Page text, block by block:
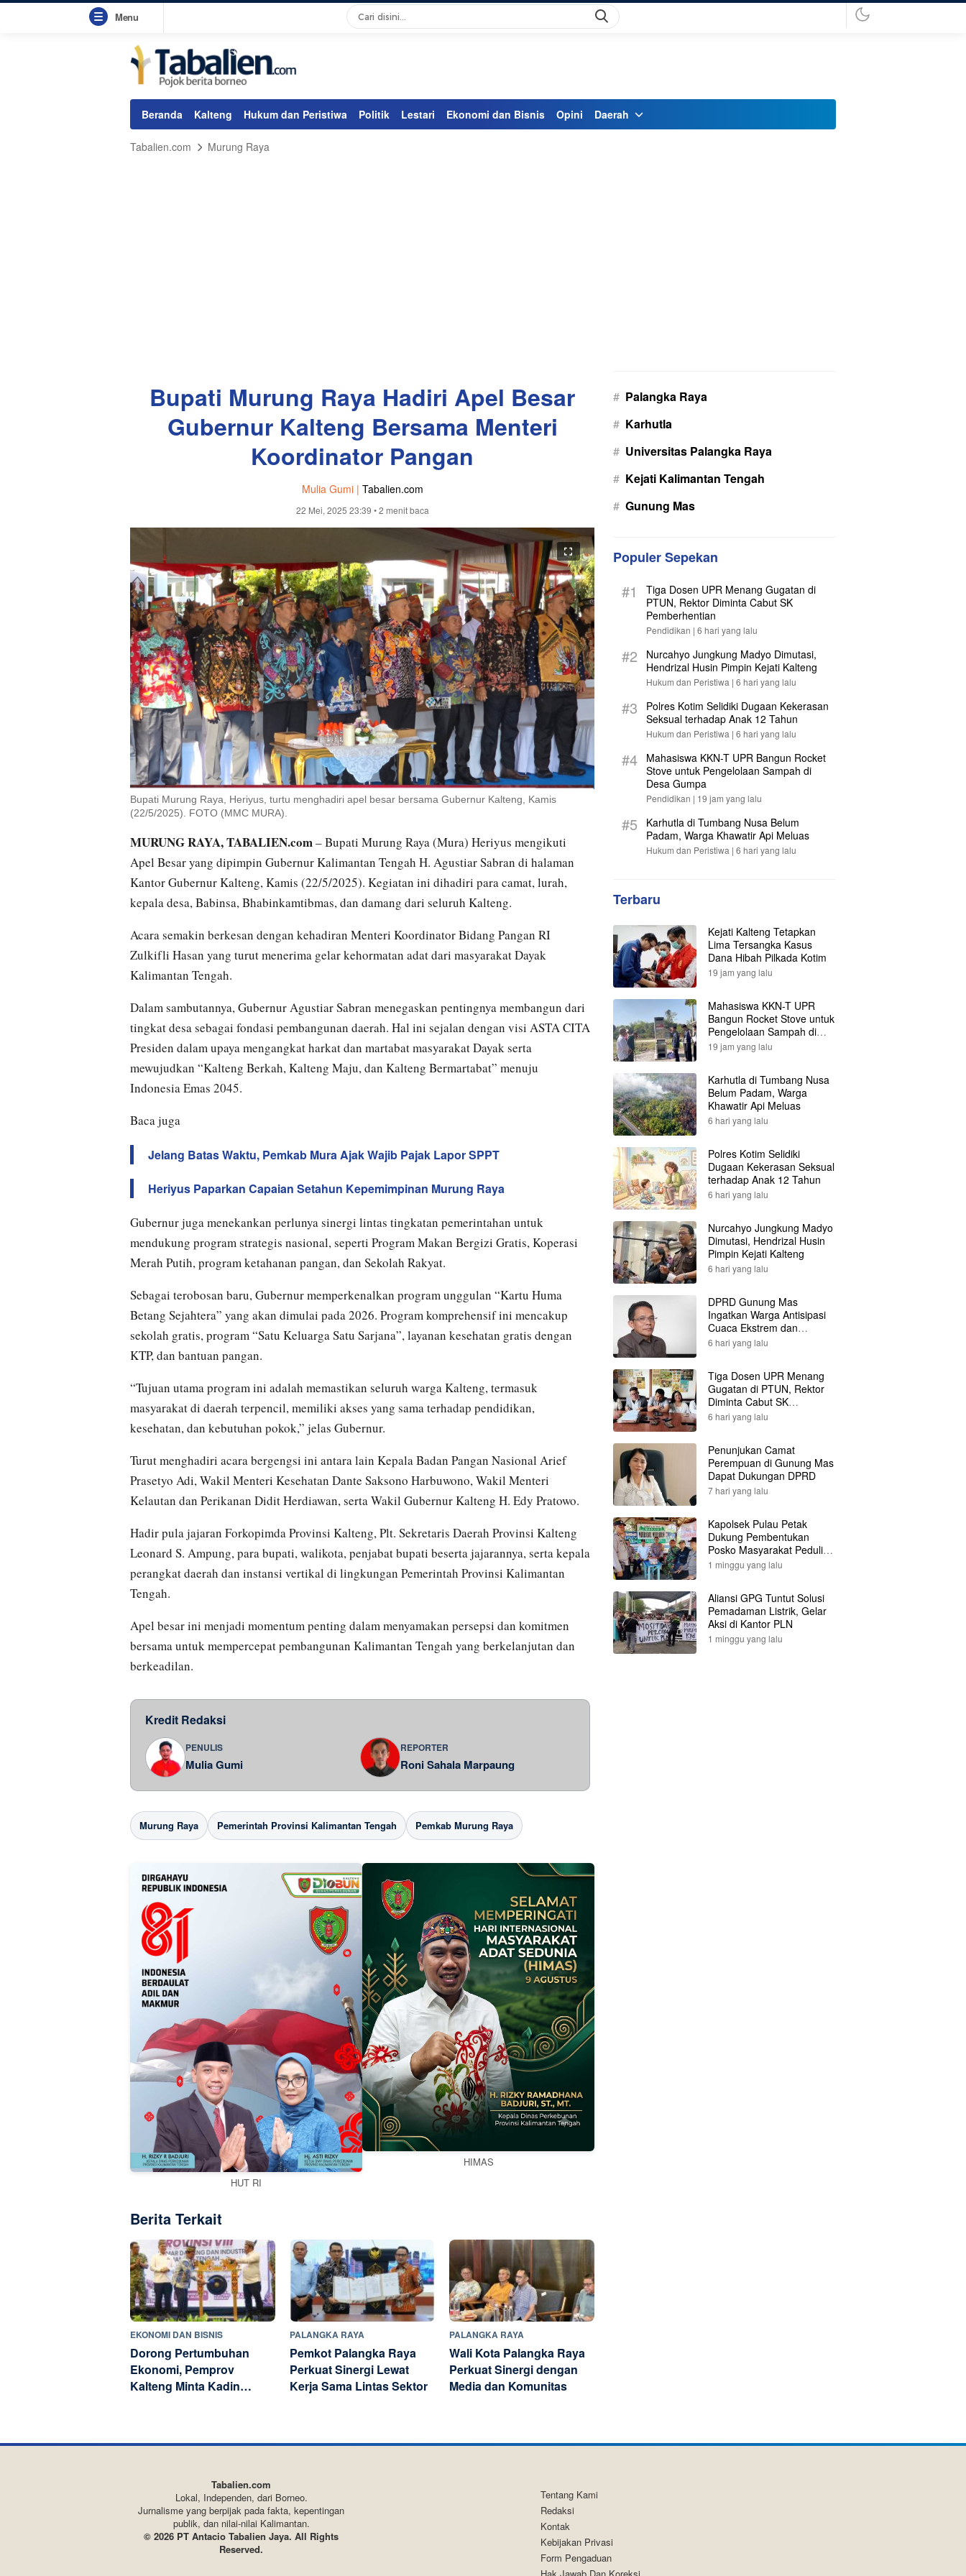
Menu
Beranda Kalteng Hukum dan Peristiwa Politik Lestari Ekonomi dan Bisnis Opini Daerah
Tabalien.com Murung Raya
Bupati Murung Raya Hadiri Apel Besar
Gubernur Kalteng Bersama Menteri
Koordinator Pangan
Mulia Gumi | Tabalien.com
22 Mei, 2025 23:39 • 2 menit baca
Bupati Murung Raya, Heriyus, turtu menghadiri apel besar bersama Gubernur Kalteng, Kamis
(22/5/2025). FOTO (MMC MURA).
MURUNG RAYA, TABALIEN.com– Bupati Murung Raya (Mura) Heriyus mengikuti
Apel Besar yang dipimpin Gubernur Kalimantan Tengah H. Agustiar Sabran di halaman
Kantor Gubernur Kalteng, Kamis (22/5/2025). Kegiatan ini dihadiri para camat, lurah,
kepala desa, Babinsa, Bhabinkamtibmas, dan damang dari seluruh Kalteng.
Acara semakin berkesan dengan kehadiran Menteri Koordinator Bidang Pangan RI
Zulkifli Hasan yang turut menerima gelar kehormatan adat dari masyarakat Dayak
Kalimantan Tengah.
Dalam sambutannya, Gubernur Agustiar Sabran menegaskan pentingnya membangun dari
tingkat desa sebagai fondasi pembangunan daerah. Hal ini sejalan dengan visi ASTA CITA
Presiden dalam upaya mengangkat harkat dan martabat masyarakat Dayak serta
mewujudkan “Kalteng Berkah, Kalteng Maju, dan Kalteng Bermartabat” menuju
Indonesia Emas 2045.
Baca juga
Jelang Batas Waktu, Pemkab Mura Ajak Wajib Pajak Lapor SPPT
Heriyus Paparkan Capaian Setahun Kepemimpinan Murung Raya
Gubernur juga menekankan perlunya sinergi lintas tingkatan pemerintahan untuk
mendukung program strategis nasional, seperti Program Makan Bergizi Gratis, Koperasi
Merah Putih, program ketahanan pangan, dan Sekolah Rakyat.
Sebagai terobosan baru, Gubernur memperkenalkan program unggulan “Kartu Huma
Betang Sejahtera” yang akan dimulai pada 2026. Program komprehensif ini mencakup
sekolah gratis, program “Satu Keluarga Satu Sarjana”, layanan kesehatan gratis dengan
KTP, dan bantuan pangan.
“Tujuan utama program ini adalah memastikan seluruh warga Kalteng, termasuk
masyarakat di daerah terpencil, memiliki akses yang sama terhadap pendidikan,
kesehatan, dan kebutuhan pokok,” jelas Gubernur.
Turut menghadiri acara bergengsi ini antara lain Kepala Badan Pangan Nasional Arief
Prasetyo Adi, Wakil Menteri Kesehatan Dante Saksono Harbuwono, Wakil Menteri
Kelautan dan Perikanan Didit Herdiawan, serta Wakil Gubernur Kalteng H. Edy Pratowo.
Hadir pula jajaran Forkopimda Provinsi Kalteng, Plt. Sekretaris Daerah Provinsi Kalteng
Leonard S. Ampung, para bupati, walikota, penjabat bupati beserta jajarannya, serta kepala
perangkat daerah dan instansi vertikal di lingkungan Pemerintah Provinsi Kalimantan
Tengah.
Apel besar ini menjadi momentum penting dalam menyamakan persepsi dan komitmen
bersama untuk mempercepat pembangunan Kalimantan Tengah yang berkelanjutan dan
berkeadilan.
Kredit Redaksi
PENULIS
Mulia Gumi
REPORTER
Roni Sahala Marpaung
Murung Raya Pemerintah Provinsi Kalimantan Tengah Pemkab Murung Raya
HUT RI
HIMAS
Berita Terkait
EKONOMI DAN BISNIS
Dorong Pertumbuhan
Ekonomi, Pemprov
Kalteng Minta Kadin
PALANGKA RAYA
Pemkot Palangka Raya
Perkuat Sinergi Lewat
Kerja Sama Lintas Sektor
PALANGKA RAYA
Wali Kota Palangka Raya
Perkuat Sinergi dengan
Media dan Komunitas
# Palangka Raya
# Karhutla
# Universitas Palangka Raya
# Kejati Kalimantan Tengah
# Gunung Mas
Populer Sepekan
#1
Tiga Dosen UPR Menang Gugatan di
PTUN, Rektor Diminta Cabut SK
Pemberhentian
Pendidikan | 6 hari yang lalu
#2
Nurcahyo Jungkung Madyo Dimutasi,
Hendrizal Husin Pimpin Kejati Kalteng
Hukum dan Peristiwa | 6 hari yang lalu
#3
Polres Kotim Selidiki Dugaan Kekerasan
Seksual terhadap Anak 12 Tahun
Hukum dan Peristiwa | 6 hari yang lalu
#4
Mahasiswa KKN-T UPR Bangun Rocket
Stove untuk Pengelolaan Sampah di
Desa Gumpa
Pendidikan | 19 jam yang lalu
#5
Karhutla di Tumbang Nusa Belum
Padam, Warga Khawatir Api Meluas
Hukum dan Peristiwa | 6 hari yang lalu
Terbaru
Kejati Kalteng Tetapkan
Lima Tersangka Kasus
Dana Hibah Pilkada Kotim
19 jam yang lalu
Mahasiswa KKN-T UPR
Bangun Rocket Stove untuk
Pengelolaan Sampah di
Desa Gumpa
19 jam yang lalu
Karhutla di Tumbang Nusa
Belum Padam, Warga
Khawatir Api Meluas
6 hari yang lalu
Polres Kotim Selidiki
Dugaan Kekerasan Seksual
terhadap Anak 12 Tahun
6 hari yang lalu
Nurcahyo Jungkung Madyo
Dimutasi, Hendrizal Husin
Pimpin Kejati Kalteng
6 hari yang lalu
DPRD Gunung Mas
Ingatkan Warga Antisipasi
Cuaca Ekstrem dan
Karhutla
6 hari yang lalu
Tiga Dosen UPR Menang
Gugatan di PTUN, Rektor
Diminta Cabut SK
Pemberhentian
6 hari yang lalu
Penunjukan Camat
Perempuan di Gunung Mas
Dapat Dukungan DPRD
7 hari yang lalu
Kapolsek Pulau Petak
Dukung Pembentukan
Posko Masyarakat Peduli
Api
1 minggu yang lalu
Aliansi GPG Tuntut Solusi
Pemadaman Listrik, Gelar
Aksi di Kantor PLN
1 minggu yang lalu
Tabalien.com
Lokal, Independen, dari Borneo.
Jurnalisme yang berpijak pada fakta, kepentingan
publik, dan nilai-nilai Kalimantan.
© 2026 PT Antacio Tabalien Jaya. All Rights
Reserved.
Tentang Kami
Redaksi
Kontak
Kebijakan Privasi
Form Pengaduan